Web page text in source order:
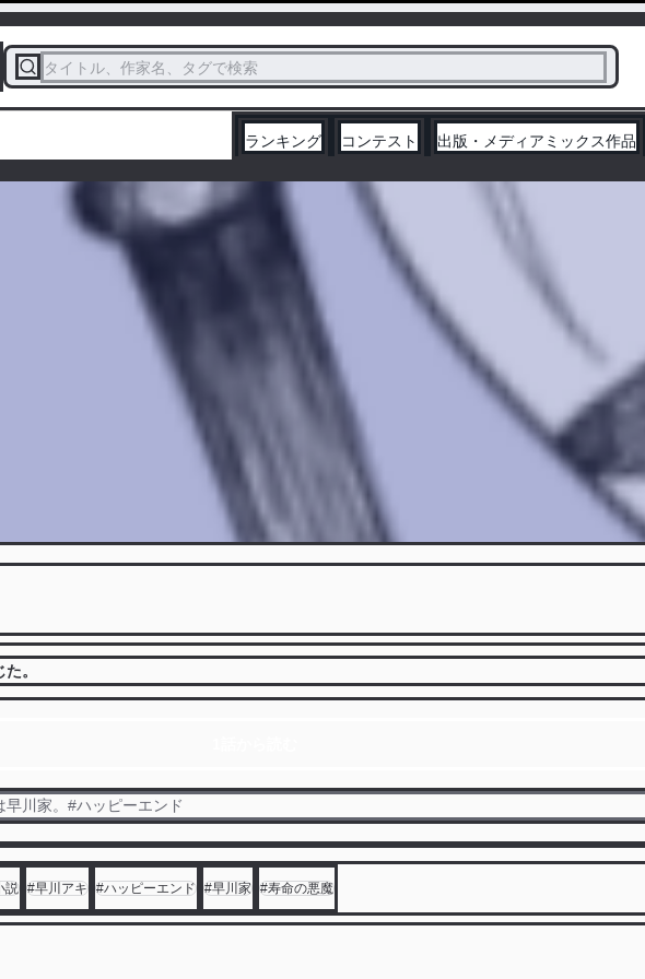
タイトル、作家名、タグで検索
ランキング コンテスト 出版・メディアミックス作品
。
川家。#ハッピーエンド
説 #早川アキ #ハッピーエンド #早川家 #寿命の悪魔